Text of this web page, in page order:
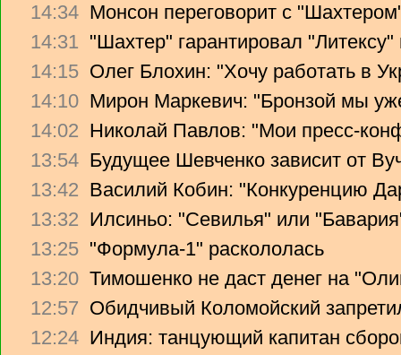
14:34 Монсон переговорит с
14:31 "Шахтер" гарантировал
14:15 Олег Блохин: "Хочу работать в
14:10 Мирон Маркевич: "Бронзой мы
14:02 Николай Павлов: "Мои пресс-
13:54 Будущее Шевченко зависит от
13:42 Василий Кобин: "Конкуренцию
13:32 Илсиньо: "Севилья" или
13:25 "Формула-1" раскололась
13:20 Тимошенко не даст денег на
12:57 Обидчивый Коломойский
12:24 Индия: танцующий капитан